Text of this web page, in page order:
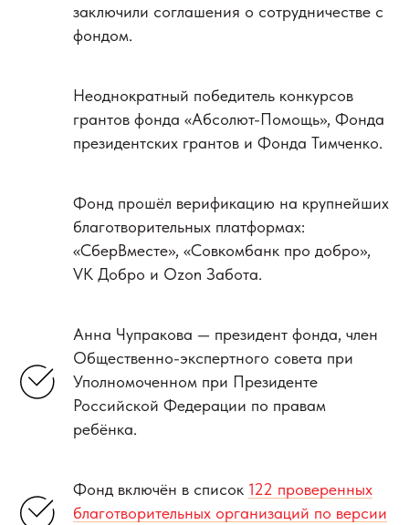
заключили соглашения о сотрудничестве с
фондом.
Неоднократный победитель конкурсов
грантов фонда «Абсолют-Помощь», Фонда
президентских грантов и Фонда Тимченко.
Фонд прошёл верификацию на крупнейших
благотворительных платформах:
«СберВместе», «Совкомбанк про добро»,
VK Добро и Ozon Забота.
Анна Чупракова — президент фонда, член
Общественно-экспертного совета при
Уполномоченном при Президенте
Российской Федерации по правам
ребёнка.
Фонд включён в список 122 проверенных
благотворительных организаций по версии